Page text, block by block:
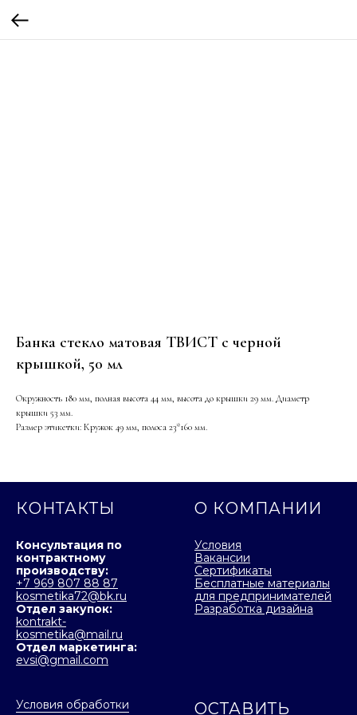
Банка стекло матовая ТВИСТ с черной
крышкой, 50 мл
Окружность 180 мм, полная высота 44 мм, высота до крышки 29 мм. Диаметр
крышки 53 мм.
Размер этикетки: Кружок 49 мм, полоса 23*160 мм.
КОНТАКТЫ
Консультация по
контрактному
производству:
+7 969 807 88 87
kosmetika72@bk.ru
Отдел закупок:
kontrakt-
kosmetika@mail.ru
Отдел маркетинга:
evsi@gmail.com
О КОМПАНИИ
Условия
Вакансии
Сертификаты
Бесплатные материалы
для предпринимателей
Разработка дизайна
Условия обработки
ОСТАВИТЬ